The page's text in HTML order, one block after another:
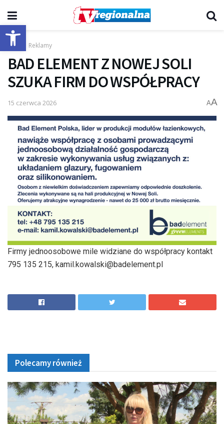
Otwórz pasek narzędzi
Start Reklamy
BAD ELEMENT Z NOWEJ SOLI
SZUKA FIRM DO WSPÓŁPRACY
15 czerwca 2026 AA
Firmy jednoosobowe mile widziane do współpracy kontakt
795 135 215, kamil.kowalski@badelement.pl
Polecamy również